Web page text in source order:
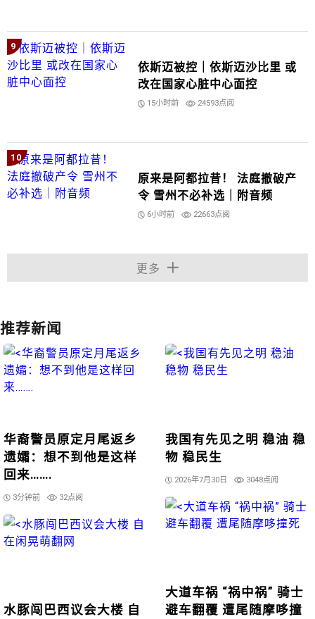
9
依斯迈被控｜依斯迈沙比里 或
改在国家心脏中心面控
15小时前 24593点阅
10
原来是阿都拉昔！ 法庭撤破产
令 雪州不必补选｜附音频
6小时前 22663点阅
更多
推荐新闻
华裔警员原定月尾返乡
遗孀：想不到他是这样
回来…….
3分钟前 32点阅
我国有先见之明 稳油 稳
物 稳民生
2026年7月30日 3048点阅
大道车祸 “祸中祸” 骑士
避车翻覆 遭尾随摩哆撞
水豚闯巴西议会大楼 自